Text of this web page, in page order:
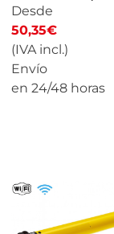
Desde
50,35€
(IVA incl.)
Envío
en 24/48 horas